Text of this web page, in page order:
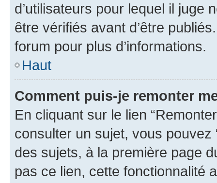
d’utilisateurs pour lequel il juge
être vérifiés avant d’être
forum pour plus d’informations.
Haut
Comment puis-je remonter
En cliquant sur le lien
consulter un sujet, vous pouvez
des sujets, à la première page
pas ce lien, cette fonctionnalité